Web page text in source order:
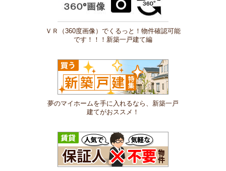
ＶＲ（360度画像）でくるっと！物件確認可能
です！！！新築一戸建て編
夢のマイホームを手に入れるなら、新築一戸
建てがおススメ！